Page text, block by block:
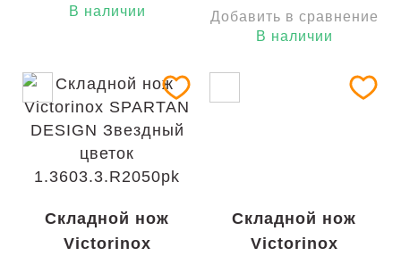
В наличии
Добавить в сравнение
В наличии
Складной нож
Victorinox
Складной нож
Victorinox